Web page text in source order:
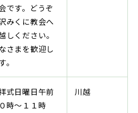
です。どうぞ
みくに教会へ
しください。
さまを歓迎し
。
式日曜日午前
時〜１１時
川越